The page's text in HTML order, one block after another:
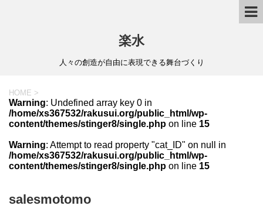
楽水
人々の創造が自由に表現できる舞台づくり
HOME >
Warning: Undefined array key 0 in
/home/xs367532/rakusui.org/public_html/wp-
content/themes/stinger8/single.php on line 15
Warning: Attempt to read property "cat_ID" on null in
/home/xs367532/rakusui.org/public_html/wp-
content/themes/stinger8/single.php on line 15
salesmotomo